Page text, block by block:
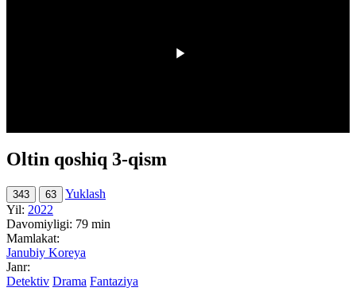
Oltin qoshiq 3-qism
343 63
Yuklash
Yil: 2022
Davomiyligi: 79 min
Mamlakat:
Janubiy Koreya
Janr:
Detektiv Drama Fantaziya